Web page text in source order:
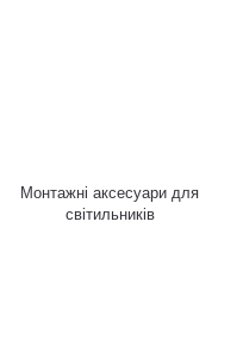
Монтажні аксесуари для
світильників